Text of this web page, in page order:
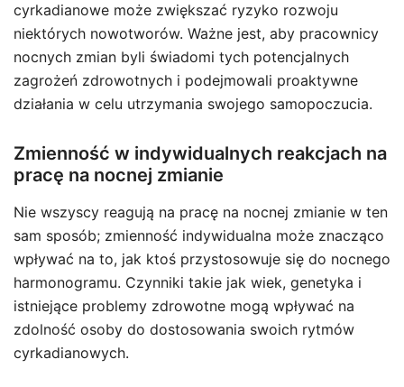
cyrkadianowe może zwiększać ryzyko rozwoju
niektórych nowotworów. Ważne jest, aby pracownicy
nocnych zmian byli świadomi tych potencjalnych
zagrożeń zdrowotnych i podejmowali proaktywne
działania w celu utrzymania swojego samopoczucia.
Zmienność w indywidualnych reakcjach na
pracę na nocnej zmianie
Nie wszyscy reagują na pracę na nocnej zmianie w ten
sam sposób; zmienność indywidualna może znacząco
wpływać na to, jak ktoś przystosowuje się do nocnego
harmonogramu. Czynniki takie jak wiek, genetyka i
istniejące problemy zdrowotne mogą wpływać na
zdolność osoby do dostosowania swoich rytmów
cyrkadianowych.